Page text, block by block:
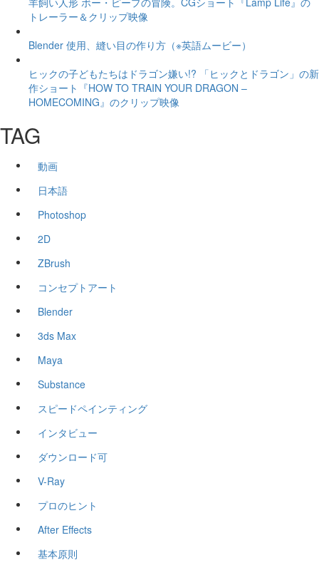
トレーラー＆クリップ映像
Blender 使用、縫い目の作り方（※英語ムービー）
ヒックの子どもたちはドラゴン嫌い!? 「ヒックとドラゴン」の新
作ショート『HOW TO TRAIN YOUR DRAGON –
HOMECOMING』のクリップ映像
TAG
動画
日本語
Photoshop
2D
ZBrush
コンセプトアート
Blender
3ds Max
Maya
Substance
スピードペインティング
インタビュー
ダウンロード可
V-Ray
プロのヒント
After Effects
基本原則